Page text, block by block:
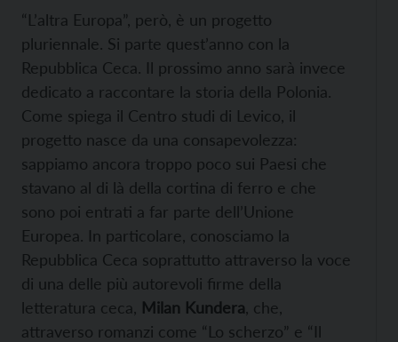
“L’altra Europa”, però, è un progetto
pluriennale. Si parte quest’anno con la
Repubblica Ceca. Il prossimo anno sarà invece
dedicato a raccontare la storia della Polonia.
Come spiega il Centro studi di Levico, il
progetto nasce da una consapevolezza:
sappiamo ancora troppo poco sui Paesi che
stavano al di là della cortina di ferro e che
sono poi entrati a far parte dell’Unione
Europea. In particolare, conosciamo la
Repubblica Ceca soprattutto attraverso la voce
di una delle più autorevoli firme della
letteratura ceca, Milan Kundera , che,
attraverso romanzi come “Lo scherzo” e “Il